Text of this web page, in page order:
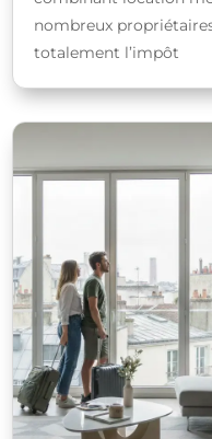
nombreux
totalement l’impôt